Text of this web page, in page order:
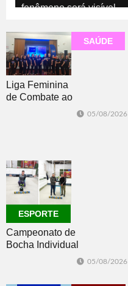
fenômeno será visível
SAÚDE
Liga Feminina
de Combate ao
05/08/2026
ESPORTE
Campeonato de
Bocha Individual
05/08/2026